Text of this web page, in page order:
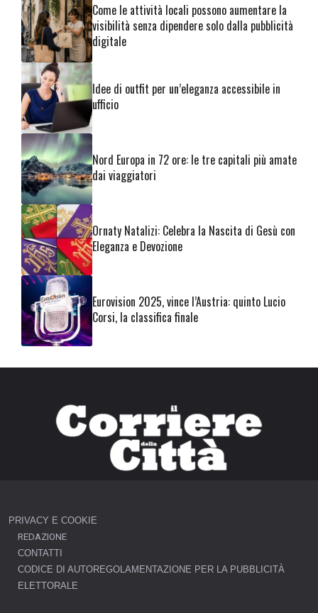
Come le attività locali possono aumentare la
visibilità senza dipendere solo dalla pubblicità
digitale
Idee di outfit per un’eleganza accessibile in
ufficio
Nord Europa in 72 ore: le tre capitali più amate
dai viaggiatori
Ornaty Natalizi: Celebra la Nascita di Gesù con
Eleganza e Devozione
Eurovision 2025, vince l’Austria: quinto Lucio
Corsi, la classifica finale
PRIVACY E COOKIE
REDAZIONE
CONTATTI
CODICE DI AUTOREGOLAMENTAZIONE PER LA PUBBLICITÀ
ELETTORALE